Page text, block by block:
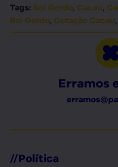
Tags: Boi Gordo, Cacau,
Boi Gordo, Cotação Cacau,
Erramos
//Política